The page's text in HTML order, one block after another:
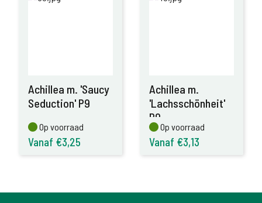
Achillea m. 'Saucy
Seduction' P9
Op voorraad
Op voorraad
Vanaf €3,25
Achillea m.
'Lachsschönheit'
P9
Op voorraad
Op voorraad
Vanaf €3,13